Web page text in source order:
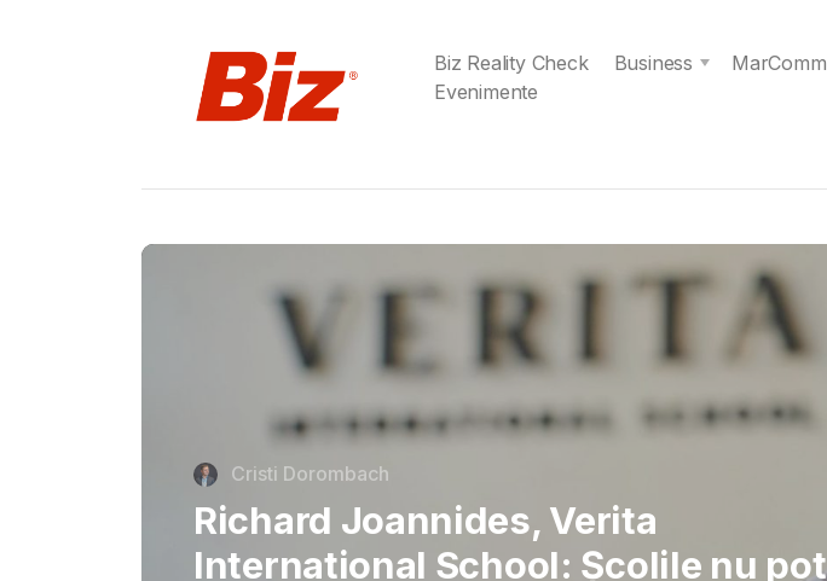
Biz Reality Check Business MarComm
Evenimente
Gabriel Barliga